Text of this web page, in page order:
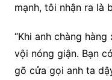
mạnh, tôi nhận ra là
“Khi anh chàng
vội nóng giận. Bạn
gõ cửa gọi anh ta